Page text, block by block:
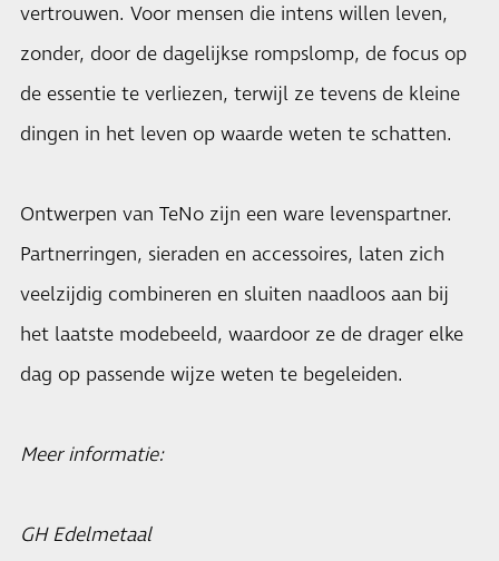
vertrouwen. Voor mensen die intens willen leven,
zonder, door de dagelijkse rompslomp, de focus op
de essentie te verliezen, terwijl ze tevens de kleine
dingen in het leven op waarde weten te schatten.
Ontwerpen van TeNo zijn een ware levenspartner.
Partnerringen, sieraden en accessoires, laten zich
veelzijdig combineren en sluiten naadloos aan bij
het laatste modebeeld, waardoor ze de drager elke
dag op passende wijze weten te begeleiden.
Meer informatie:
GH Edelmetaal